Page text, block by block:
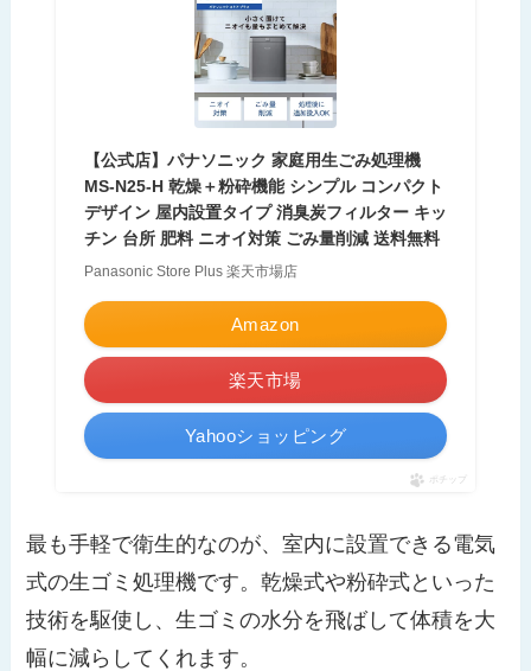
【公式店】パナソニック 家庭用生ごみ処理機
MS-N25-H 乾燥＋粉砕機能 シンプル コンパクト
デザイン 屋内設置タイプ 消臭炭フィルター キッ
チン 台所 肥料 ニオイ対策 ごみ量削減 送料無料
Panasonic Store Plus 楽天市場店
Amazon
楽天市場
Yahooショッピング
ポチップ
最も手軽で衛生的なのが、室内に設置できる電気
式の生ゴミ処理機です。乾燥式や粉砕式といった
技術を駆使し、生ゴミの水分を飛ばして体積を大
幅に減らしてくれます。